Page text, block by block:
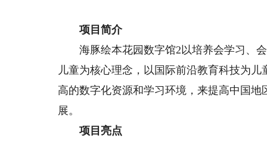
项目简介
海豚绘本花园数字馆2以培养会学习、会
儿童为核心理念，以国际前沿教育科技为
高的数字化资源和学习环境，来提高中国
展。
项目亮点